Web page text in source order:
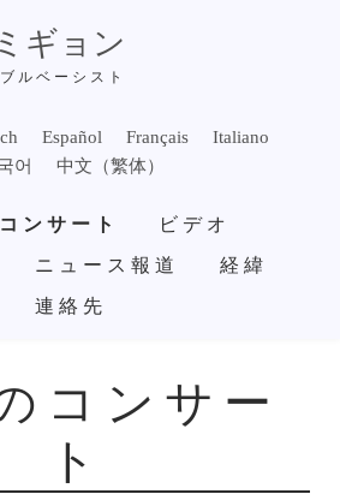
ギョン
ルベーシスト
Español Français
Italiano
어
中文（繁体）
コンサート
ビデオ
ニュース報道
経緯
連絡先
コンサー
ト